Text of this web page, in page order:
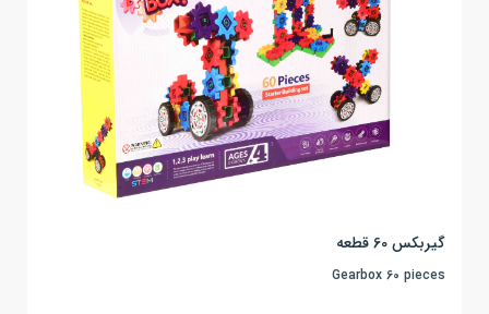
گیربکس 60 قطعه
Gearbox 60 pieces